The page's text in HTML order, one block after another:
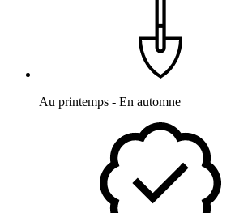
Au printemps - En automne